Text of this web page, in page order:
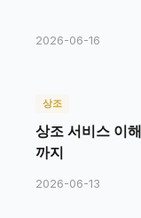
2026-06-16
상조
상조 서비스 이
까지
2026-06-13